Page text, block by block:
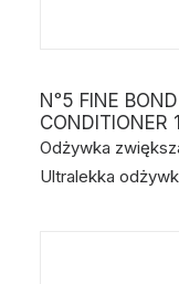
Nᵒ5 FINE
CONDITIONER
Odżywka
Ultralekka